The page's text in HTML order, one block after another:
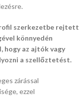
szerkezetbe rejtett
könnyedén
hogy az ajtók vagy
a szellőztetést.
zárással
ezzel